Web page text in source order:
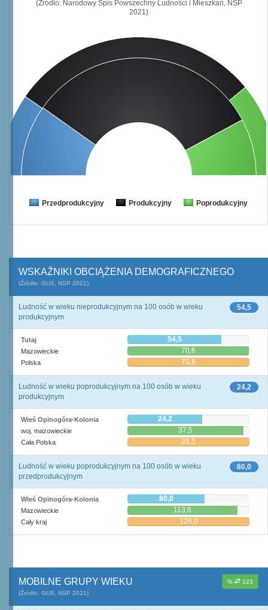
(Źródło: Narodowy Spis Powszechny Ludności i Mieszkań, NSP
2021)
Przedprodukcyjny Produkcyjny Poprodukcyjny
WSKAŹNIKI OBCIĄŻENIA DEMOGRAFICZNEGO
(Źródło: GUS, NSP 2021)
54,5
Ludność w wieku nieprodukcyjnym na 100 osób w wieku
produkcyjnym
Tutaj 54,5
Mazowieckie 70,6
Polska 70,8
24,2
Ludność w wieku poprodukcyjnym na 100 osób w wieku
produkcyjnym
Wieś Opinogóra-Kolonia 24,2
woj. mazowieckie 37,5
Cała Polska 39,5
80,0
Ludność w wieku poprodukcyjnym na 100 osób w wieku
przedprodukcyjnym
Wieś Opinogóra-Kolonia 80,0
Mazowieckie 113,6
Cały kraj 126,0
% 123
MOBILNE GRUPY WIEKU
(Źródło: GUS, NSP 2021)